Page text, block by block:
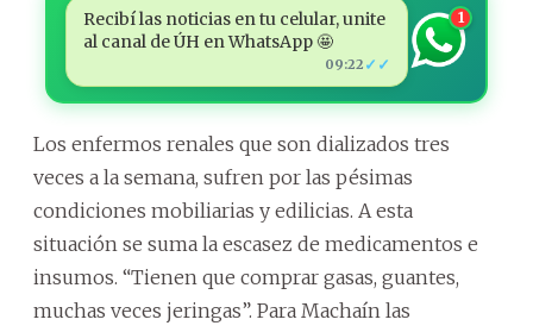
Recibí las noticias en tu celular, unite
al canal de ÚH en WhatsApp 🤩
09:22 ✓✓
1
Los enfermos renales que son dializados tres
veces a la semana, sufren por las pésimas
condiciones mobiliarias y edilicias. A esta
situación se suma la escasez de medicamentos e
insumos. “Tienen que comprar gasas, guantes,
muchas veces jeringas”. Para Machaín las